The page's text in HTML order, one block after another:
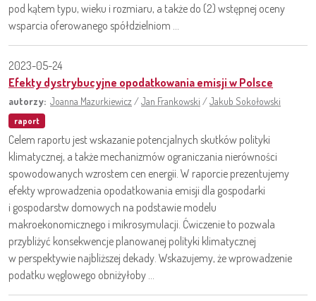
pod kątem typu, wieku i rozmiaru, a także do (2) wstępnej oceny
wsparcia oferowanego spółdzielniom ...
2023-05-24
Efekty dystrybucyjne opodatkowania emisji w Polsce
autorzy: Joanna Mazurkiewicz /Jan Frankowski /Jakub Sokołowski
raport
Celem raportu jest wskazanie potencjalnych skutków polityki
klimatycznej, a także mechanizmów ograniczania nierówności
spowodowanych wzrostem cen energii. W raporcie prezentujemy
efekty wprowadzenia opodatkowania emisji dla gospodarki
i gospodarstw domowych na podstawie modelu
makroekonomicznego i mikrosymulacji. Ćwiczenie to pozwala
przybliżyć konsekwencje planowanej polityki klimatycznej
w perspektywie najbliższej dekady. Wskazujemy, że wprowadzenie
podatku węglowego obniżyłoby ...